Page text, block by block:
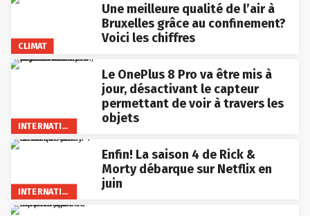
CLIMAT
Une meilleure qualité de l’air à
Bruxelles grâce au confinement?
Voici les chiffres
INTERNATIONAL
Le OnePlus 8 Pro va être mis à
jour, désactivant le capteur
permettant de voir à travers les
objets
INTERNATIONAL
Enfin! La saison 4 de Rick &
Morty débarque sur Netflix en
juin